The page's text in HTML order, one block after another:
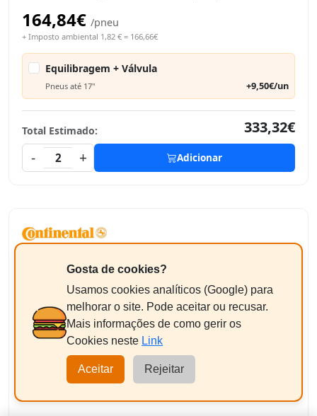
164,84€ /pneu
+ Imposto ambiental 1,82 € = 166,66€
Equilibragem + Válvula
Pneus até 17" +9,50€/un
Total Estimado:
333,32€
-
2 + Adicionar
225/55R17 97Y
Gosta de cookies?
Usamos cookies analíticos (Google) para
melhorar o site. Pode aceitar ou recusar.
Mais informações de como gerir os
Cookies neste Link
Aceitar Rejeitar